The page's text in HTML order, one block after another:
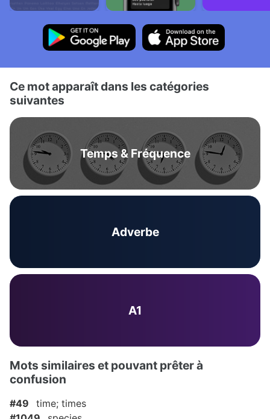
Ce mot apparaît dans les catégories
suivantes
Temps & Fréquence
Adverbe
A1
Mots similaires et pouvant prêter à
confusion
#49
time; times